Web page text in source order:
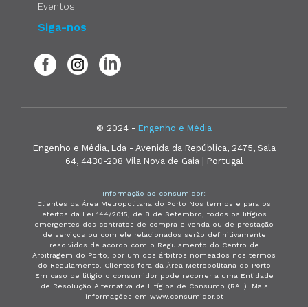
Eventos
Siga-nos
© 2024 - Engenho e Média
Engenho e Média, Lda - Avenida da República, 2475, Sala
64, 4430-208 Vila Nova de Gaia | Portugal
Informação ao consumidor:
Clientes da Área Metropolitana do Porto Nos termos e para os
efeitos da Lei 144/2015, de 8 de Setembro, todos os litígios
emergentes dos contratos de compra e venda ou de prestação
de serviços ou com ele relacionados serão definitivamente
resolvidos de acordo com o Regulamento do Centro de
Arbitragem do Porto, por um dos árbitros nomeados nos termos
do Regulamento. Clientes fora da Área Metropolitana do Porto
Em caso de litígio o consumidor pode recorrer a uma Entidade
de Resolução Alternativa de Litígios de Consumo (RAL). Mais
informações em www.consumidor.pt